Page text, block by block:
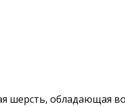
шерсть, обладающая